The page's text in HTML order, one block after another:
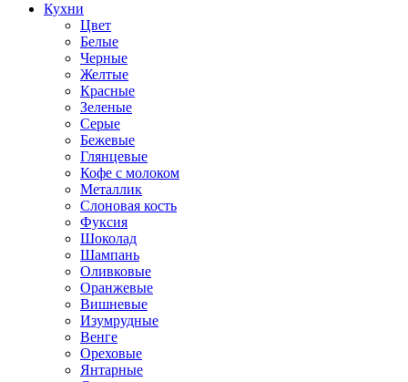
Кухни
Цвет
Белые
Черные
Желтые
Красные
Зеленые
Серые
Бежевые
Глянцевые
Кофе с молоком
Металлик
Слоновая кость
Фуксия
Шоколад
Шампань
Оливковые
Оранжевые
Вишневые
Изумрудные
Венге
Ореховые
Янтарные